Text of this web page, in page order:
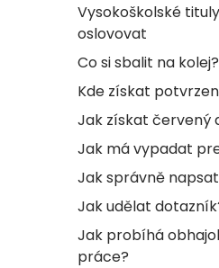
Vysokoškolské
oslovovat
Co si sbalit na kolej?
Kde získat
Jak získat červený
Jak má vypadat
Jak správně
Jak udělat
Jak probíhá
práce?